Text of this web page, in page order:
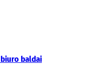
baldai